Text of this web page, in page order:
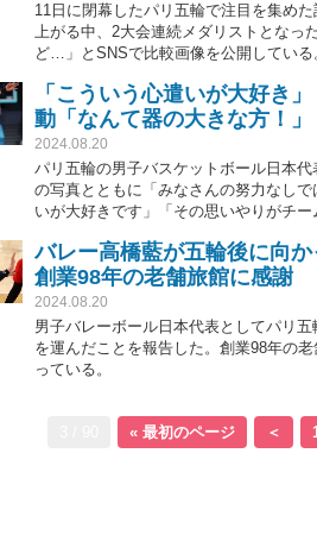
11日に閉幕したパリ五輪で注目を集め
上がる中、2大会連続メダリストとなっ
ど…」とSNSで比較画像を公開している
「こういう心遣いが大好き
動「なんて器の大きな方！」
2024.08.20
パリ五輪の男子バスケットボール日本
の写真とともに「みなさんの努力なし
いが大好きです」「その思いやりがチ
バレー高橋藍が五輪後に向
創業98年の老舗旅館に感謝
2024.08.20
男子バレーボール日本代表としてパリ
を運んだことを報告した。創業98年の
っている。
« 最初のページ ＜